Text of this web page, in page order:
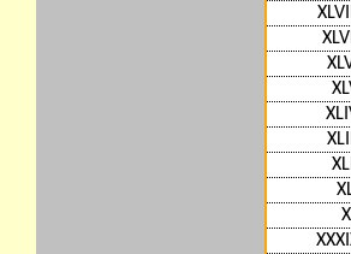
XLVIII
XLVII
XLIII
XLII